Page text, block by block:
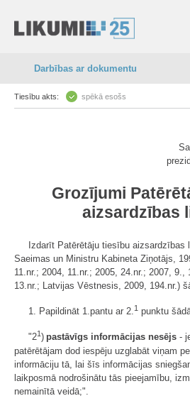
Darbības ar dokumentu
Tiesību akts: spēkā esošs
Grozījumi
aizsardzības
Izdarīt Patērētāju tiesību aizsardzības
Saeimas un Ministru Kabineta Ziņotājs,
11.nr.; 2004, 11.nr.; 2005, 24.nr.; 2007, 9.,
13.nr.; Latvijas Vēstnesis, 2009, 194.nr.)
1. Papildināt 1.pantu ar 2.1 punktu
"21 ) pastāvīgs informācijas nesējs -
patērētājam dod iespēju uzglabāt viņam
informāciju tā, lai šīs informācijas
laikposmā nodrošinātu tās pieejamību,
nemainītā veidā;".